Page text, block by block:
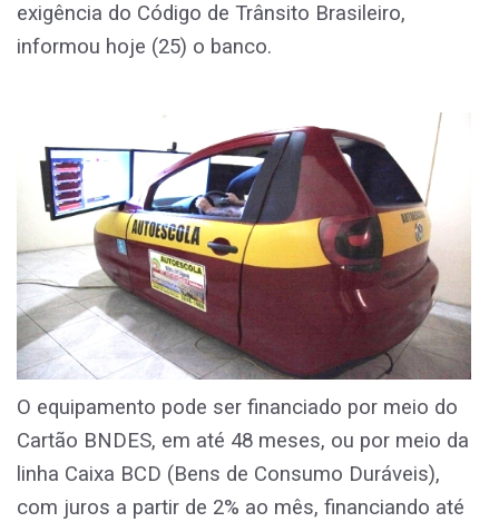
exigência do Código de Trânsito Brasileiro,
informou hoje (25) o banco.
O equipamento pode ser financiado por meio do
Cartão BNDES, em até 48 meses, ou por meio da
linha Caixa BCD (Bens de Consumo Duráveis),
com juros a partir de 2% ao mês, financiando até